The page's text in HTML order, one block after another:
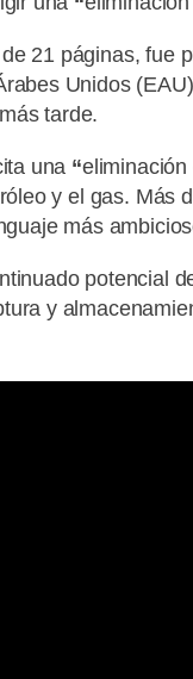
21 páginas, fue
Unidos
tarde.
una “eliminación
y el gas. Más
más
potencial
y